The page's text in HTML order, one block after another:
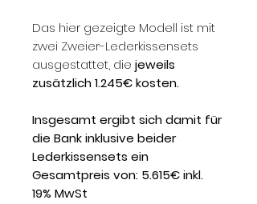
Das hier gezeigte Modell ist mit
zwei Zweier-Lederkissensets
ausgestattet, die jeweils
zusätzlich 1.245€ kosten.
Insgesamt ergibt sich damit für
die Bank inklusive beider
Lederkissensets ein
Gesamtpreis von: 5.615€ inkl.
19% MwSt